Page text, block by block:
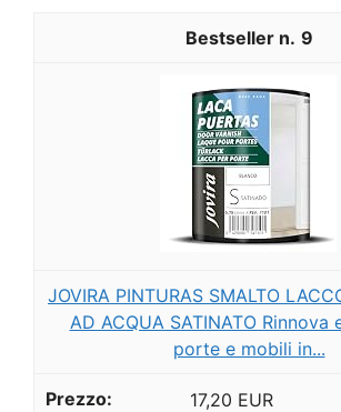
9
JOVIRA PINTURAS SMALTO
AD ACQUA SATINATO Rinnova
porte e mobili in...
17,20 EUR